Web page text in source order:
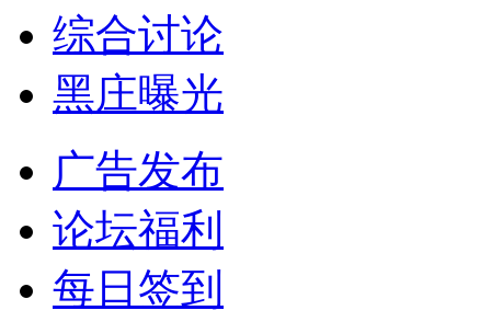
综合讨论
黑庄曝光
广告发布
论坛福利
每日签到